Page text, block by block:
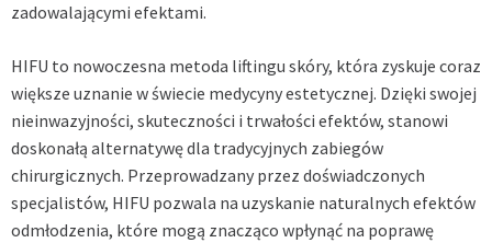
zadowalającymi efektami.
HIFU to nowoczesna metoda liftingu skóry, która zyskuje coraz
większe uznanie w świecie medycyny estetycznej. Dzięki swojej
nieinwazyjności, skuteczności i trwałości efektów, stanowi
doskonałą alternatywę dla tradycyjnych zabiegów
chirurgicznych. Przeprowadzany przez doświadczonych
specjalistów, HIFU pozwala na uzyskanie naturalnych efektów
odmłodzenia, które mogą znacząco wpłynąć na poprawę